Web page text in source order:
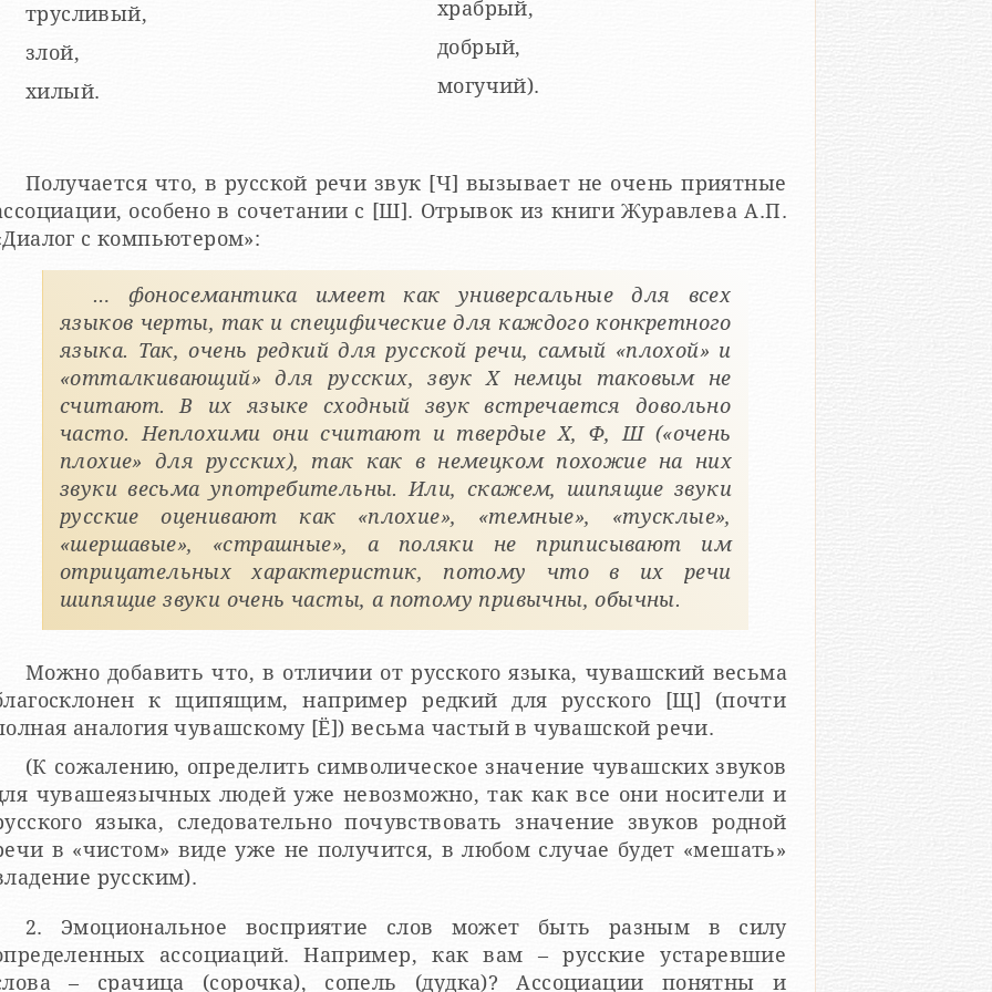
трусливый,
злой,
хилый.
храбрый,
добрый,
могучий).
Получается что, в русской речи звук [Ч] вызывает не очень приятные
особено в сочетании с [Ш]. Отрывок из книги Журавлева А.П.
с компьютером»:
… фоносемантика имеет как универсальные для всех
языков черты, так и специфические для каждого конкретного
языка. Так, очень редкий для русской речи, самый «плохой» и
«отталкивающий» для русских, звук X немцы таковым не
считают. В их языке сходный звук встречается довольно
часто. Неплохими они считают и твердые X, Ф, Ш («очень
плохие» для русских), так как в немецком похожие на них
звуки весьма употребительны. Или, скажем, шипящие звуки
русские оценивают как «плохие», «темные», «тусклые»,
«шершавые», «страшные», а поляки не приписывают им
отрицательных характеристик, потому что в их речи
шипящие звуки очень часты, а потому привычны, обычны.
Можно добавить что, в отличии от русского языка, чувашский весьма
к щипящим, например редкий для русского [Щ] (почти
аналогия чувашскому [Ё]) весьма частый в чувашской речи.
(К сожалению, определить символическое значение чувашских звуков
чувашеязычных людей уже невозможно, так как все они носители и
языка, следовательно почувствовать значение звуков родной
в «чистом» виде уже не получится, в любом случае будет «мешать»
русским).
2. Эмоциональное восприятие слов может быть разным в силу
ассоциаций. Например, как вам – русские устаревшие
– срачица (сорочка), сопель (дудка)? Ассоциации понятны и